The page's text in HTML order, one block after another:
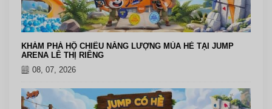
KHÁM PHÁ HỘ CHIẾU NĂNG LƯỢNG MÙA HÈ TẠI JUMP
ARENA LÊ THỊ RIÊNG
08, 07, 2026